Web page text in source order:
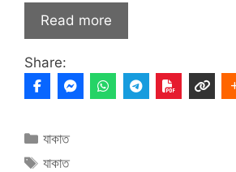
Read more
Share:
Categories
যাকাত
Tags
যাকাত